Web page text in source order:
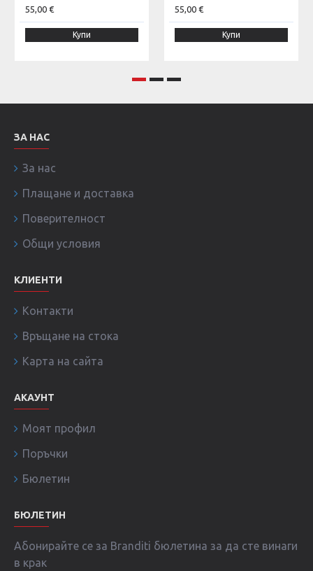
55,00 €
Купи
55,00 €
Купи
ЗА НАС
За нас
Плащане и доставка
Поверителност
Общи условия
КЛИЕНТИ
Контакти
Връщане на стока
Карта на сайта
АКАУНТ
Моят профил
Поръчки
Бюлетин
БЮЛЕТИН
Абонирайте се за Branditi бюлетина за да сте винаги
в крак